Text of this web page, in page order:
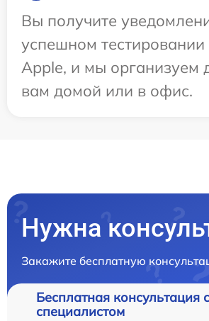
Вы получите
успешном тестировании
Apple, и мы организуем
вам домой или в офис.
Нужна
Закажите бесплатную
Бесплатная консультация
специалистом